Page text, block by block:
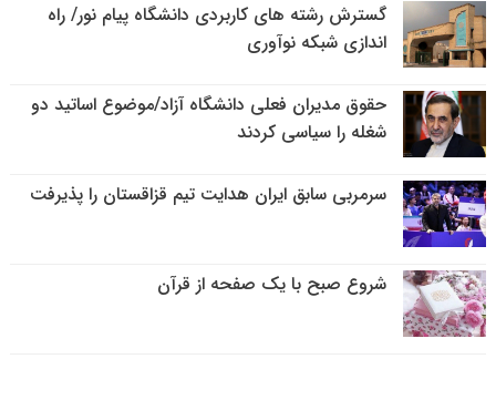
گسترش رشته های کاربردی دانشگاه پیام نور/ راه
اندازی شبکه نوآوری
حقوق مدیران فعلی دانشگاه آزاد/موضوع اساتید دو
شغله را سیاسی کردند
سرمربی سابق ایران هدایت تیم قزاقستان را پذیرفت
شروع صبح با یک صفحه از قرآن